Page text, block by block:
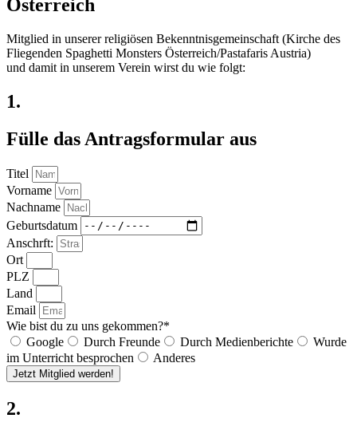
Österreich
Mitglied in unserer religiösen Bekenntnisgemeinschaft (Kirche des
Fliegenden Spaghetti Monsters Österreich/Pastafaris Austria)
und damit in unserem Verein wirst du wie folgt:
1.
Fülle das Antragsformular aus
Titel
Vorname
Nachname
Geburtsdatum
Anschrft:
Ort
PLZ
Land
Email
Wie bist du zu uns gekommen?*
Google
Durch Freunde Durch Medienberichte
Wurde
im Unterricht besprochen
Anderes
Jetzt Mitglied werden!
2.